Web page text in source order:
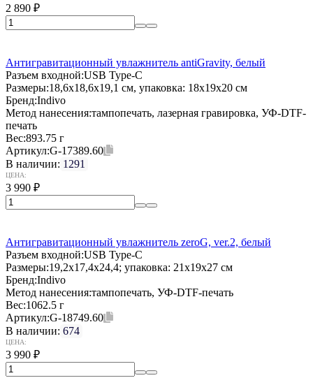
2 890 ₽
Антигравитационный увлажнитель antiGravity, белый
Разъем входной:USB Type-C
Размеры:18,6x18,6x19,1 см, упаковка: 18x19x20 см
Бренд:Indivo
Метод нанесения:тампопечать, лазерная гравировка, УФ-DTF-
печать
Вес:893.75 г
Артикул:G-17389.60
В наличии: 1291
ЦЕНА:
3 990 ₽
Антигравитационный увлажнитель zeroG, ver.2, белый
Разъем входной:USB Type-C
Размеры:19,2x17,4x24,4; упаковка: 21x19x27 см
Бренд:Indivo
Метод нанесения:тампопечать, УФ-DTF-печать
Вес:1062.5 г
Артикул:G-18749.60
В наличии: 674
ЦЕНА:
3 990 ₽